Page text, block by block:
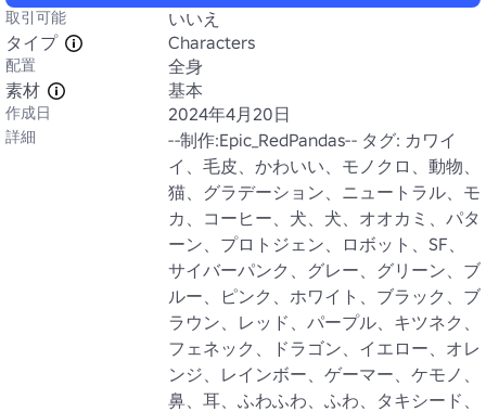
取引可能
いいえ
タイプ
Characters
配置
全身
素材
基本
作成日 2024年4月20日
詳細
--制作:Epic_RedPandas-- タグ: カワイ
イ、毛皮、かわいい、モノクロ、動物、
猫、グラデーション、ニュートラル、モ
カ、コーヒー、犬、犬、オオカミ、パタ
ーン、プロトジェン、ロボット、SF、
サイバーパンク、グレー、グリーン、ブ
ルー、ピンク、ホワイト、ブラック、ブ
ラウン、レッド、パープル、キツネク、
フェネック、ドラゴン、イエロー、オレ
ンジ、レインボー、ゲーマー、ケモノ、
鼻、耳、ふわふわ、ふわ、タキシード、